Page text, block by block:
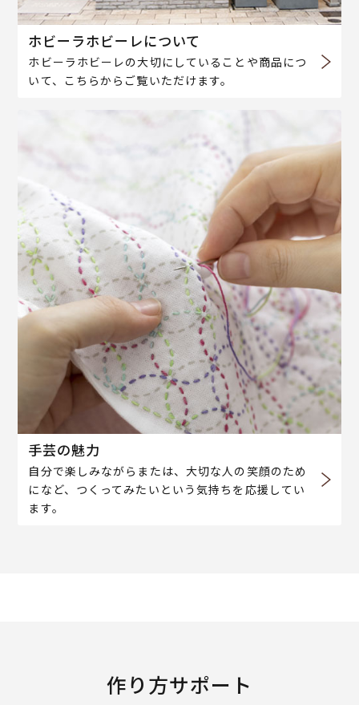
ホビーラホビーレについて
ホビーラホビーレの大切にしていることや商品につ
いて、こちらからご覧いただけます。
手芸の魅力
自分で楽しみながらまたは、大切な人の笑顔のため
になど、つくってみたいという気持ちを応援してい
ます。
作り方サポート